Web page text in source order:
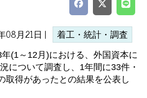
08月21日 | 着工・統計・調査
(1～12月)における、外国資本に
について調査し、1年間に33件・
取得があったとの結果を公表し